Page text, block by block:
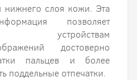
нижнего слоя кожи. Эта
позволяет
устройствам
достоверно
пальцев и более
поддельные отпечатки.